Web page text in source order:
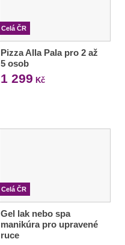
Celá ČR
Pizza Alla Pala pro 2 až
5 osob
1 299 Kč
Celá ČR
Gel lak nebo spa
manikúra pro upravené
ruce